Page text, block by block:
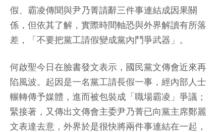
假、霸凌傳聞與尹乃菁請辭三件事連結成因果關
係，但依其了解，實際時間軸恐與外界解讀有所落
差，「不要把黨工請假變成黨內鬥爭武器」。
何啟聖今日在臉書發文表示，國民黨文傳會近來再
陷風波。起因是一名黨工請長假一事，經內部人士
輾轉傳予媒體，進而被包裝成「職場霸凌」爭議；
緊接著，又傳出文傳會主委尹乃菁已向黨主席鄭麗
文表達去意，外界於是很快將兩件事連結在一起，